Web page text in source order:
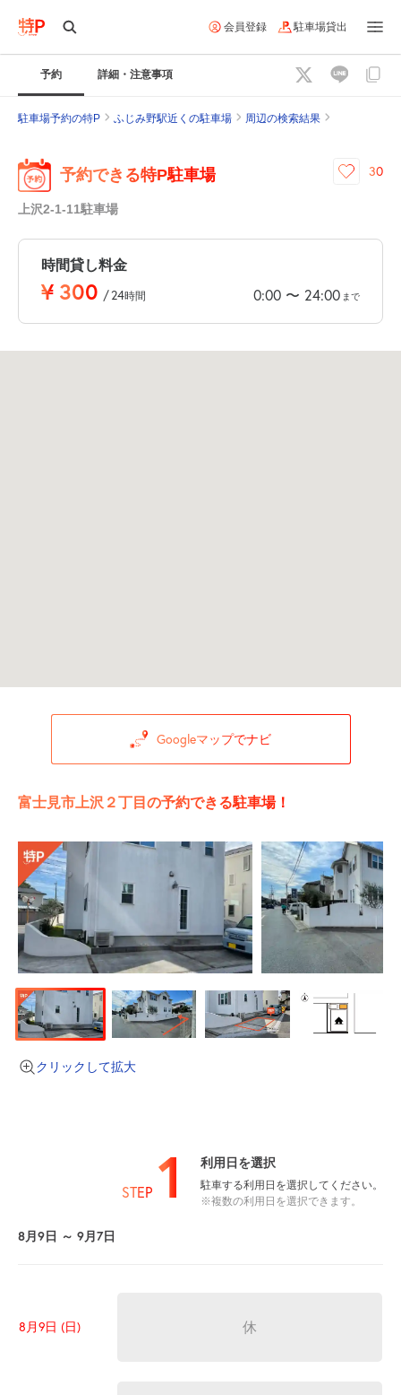
会員登録 駐車場貸出
予約 詳細・注意事項
駐車場予約の特P ふじみ野駅近くの駐車場 周辺の検索結果
予約できる特P駐車場
上沢2-1-11駐車場
30
時間貸し料金
¥ 300 /24時間 0:00 〜 24:00 まで
Googleマップでナビ
富士見市上沢２丁目の予約できる駐車場！
クリックして拡大
STEP 1 利用日を選択
駐車する利用日を選択してください。
※複数の利用日を選択できます。
8月9日 ～ 9月7日
8月9日 (日) 休